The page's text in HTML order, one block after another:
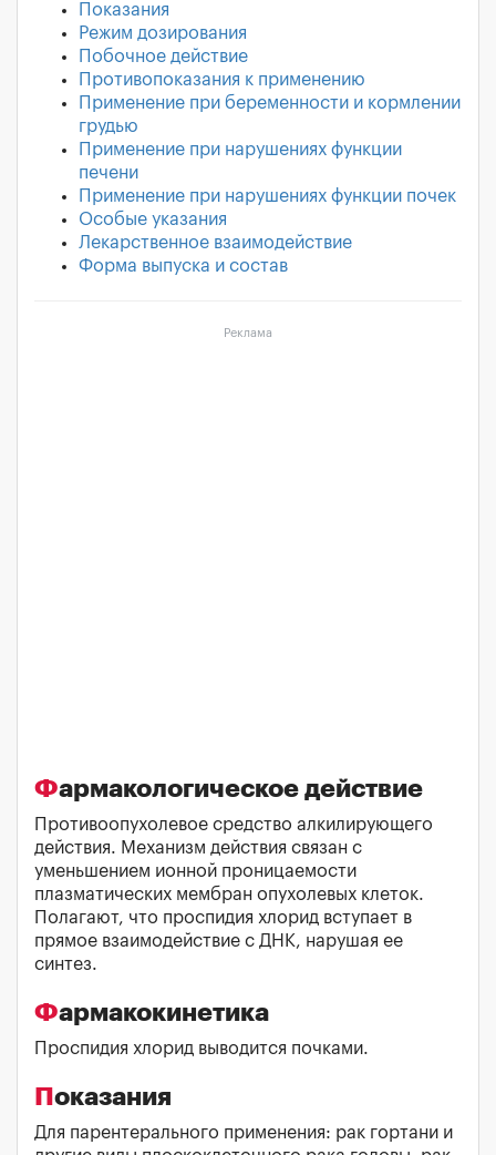
Показания
Режим дозирования
Побочное действие
Противопоказания к применению
Применение при беременности и кормлении
грудью
Применение при нарушениях функции
печени
Применение при нарушениях функции почек
Особые указания
Лекарственное взаимодействие
Форма выпуска и состав
Реклама
Фармакологическое действие
Противоопухолевое средство алкилирующего
действия. Механизм действия связан с
уменьшением ионной проницаемости
плазматических мембран опухолевых клеток.
Полагают, что проспидия хлорид вступает в
прямое взаимодействие с ДНК, нарушая ее
синтез.
Фармакокинетика
Проспидия хлорид выводится почками.
Показания
Для парентерального применения: рак гортани и